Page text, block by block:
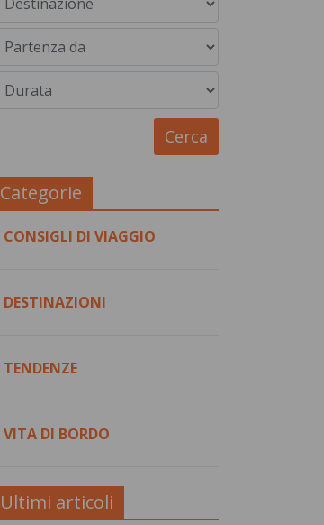
Categorie
CONSIGLI DI VIAGGIO
DESTINAZIONI
TENDENZE
VITA DI BORDO
Ultimi articoli